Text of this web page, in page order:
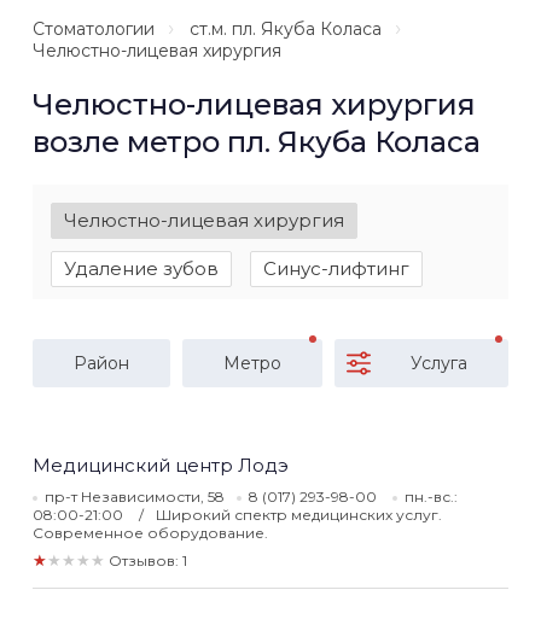
Стоматологии
ст.м. пл. Якуба Коласа
Челюстно-лицевая хирургия
Челюстно-лицевая хирургия
возле метро пл. Якуба Коласа
Челюстно-лицевая хирургия
Удаление зубов Синус-лифтинг
Район Метро Услуга
Медицинский центр Лодэ
пр-т Независимости, 58 8 (017) 293-98-00
пн.-вс.:
08:00-21:00
Широкий спектр медицинских услуг.
Современное оборудование.
★★★★★ Отзывов: 1